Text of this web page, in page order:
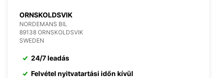
ORNSKOLDSVIK
NORDEMANS BIL
89138 ORNSKOLDSVIK
SWEDEN
24/7 leadás
Felvétel nyitvatartási időn kívül